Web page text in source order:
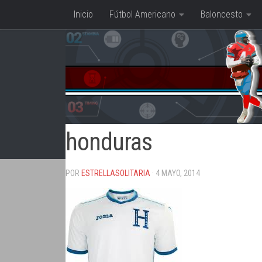
Saltar al contenido
Inicio Fútbol Americano Baloncesto
honduras
POR ESTRELLASOLITARIA · 4 MAYO, 2014